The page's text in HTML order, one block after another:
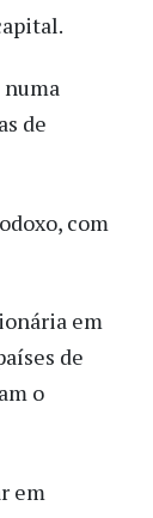
de
com
em
de
o
em